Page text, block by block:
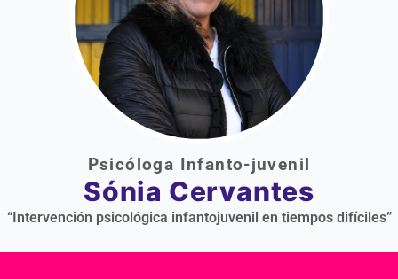
Psicóloga Infanto-juvenil
Sónia Cervantes
“Intervención psicológica infantojuvenil en tiempos difíciles”